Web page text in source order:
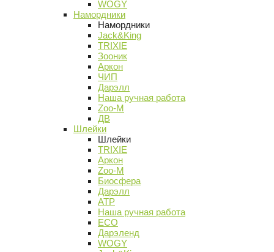
WOGY
Намордники
Намордники
Jack&King
TRIXIE
Зооник
Аркон
ЧИП
Дарэлл
Наша ручная работа
Zoo-M
ДВ
Шлейки
Шлейки
TRIXIE
Аркон
Zoo-M
Биосфера
Дарэлл
АТР
Наша ручная работа
ECO
Дарэленд
WOGY